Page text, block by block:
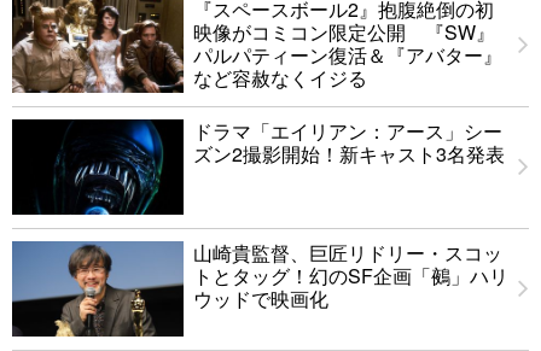
『スペースボール2』抱腹絶倒の初
映像がコミコン限定公開 『SW』
パルパティーン復活＆『アバター』
など容赦なくイジる
ドラマ「エイリアン：アース」シー
ズン2撮影開始！新キャスト3名発表
山崎貴監督、巨匠リドリー・スコッ
トとタッグ！幻のSF企画「鵺」ハリ
ウッドで映画化